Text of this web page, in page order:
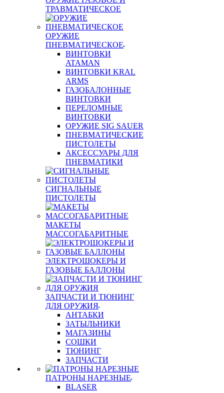
ТРАВМАТИЧЕСКОЕ
ОРУЖИЕ
ПНЕВМАТИЧЕСКОЕ
ВИНТОВКИ
ATAMAN
ВИНТОВКИ KRAL
ARMS
ГАЗОБАЛОННЫЕ
ВИНТОВКИ
ПЕРЕЛОМНЫЕ
ВИНТОВКИ
ОРУЖИЕ SIG SAUER
ПНЕВМАТИЧЕСКИЕ
ПИСТОЛЕТЫ
АКСЕССУАРЫ ДЛЯ
ПНЕВМАТИКИ
СИГНАЛЬНЫЕ
ПИСТОЛЕТЫ
МАКЕТЫ
МАССОГАБАРИТНЫЕ
ЭЛЕКТРОШОКЕРЫ И
ГАЗОВЫЕ БАЛЛОНЫ
ЗАПЧАСТИ И ТЮНИНГ
ДЛЯ ОРУЖИЯ
АНТАБКИ
ЗАТЫЛЬНИКИ
МАГАЗИНЫ
СОШКИ
ТЮНИНГ
ЗАПЧАСТИ
ПАТРОНЫ НАРЕЗНЫЕ
BLASER